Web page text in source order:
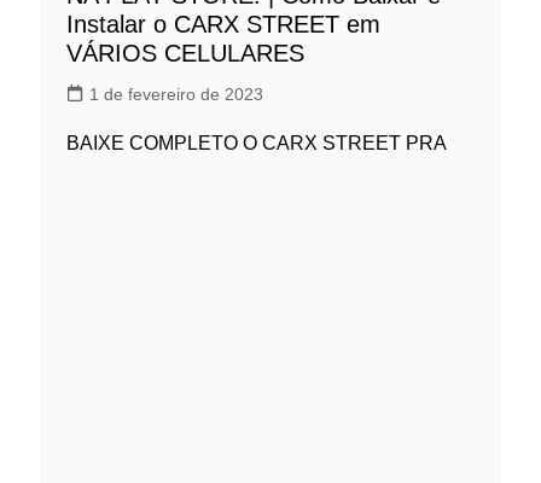
Instalar o CARX STREET em
VÁRIOS CELULARES
1 de fevereiro de 2023
BAIXE COMPLETO O CARX STREET PRA